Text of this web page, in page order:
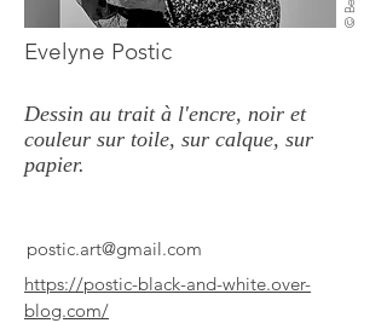
Evelyne Postic
Dessin au trait à l'encre, noir et
couleur sur toile, sur calque, sur
papier.
postic.art@gmail.com
https://postic-black-and-white.over-
blog.com/